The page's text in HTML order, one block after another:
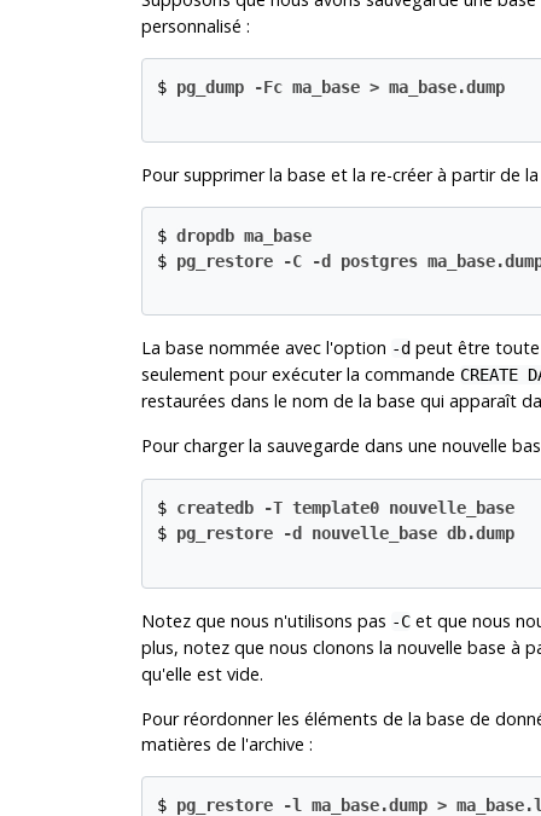
personnalisé :
$ pg_dump -Fc ma_base > ma_base.dump
Pour supprimer la base et la re-créer à partir de
$ dropdb ma_base
$ pg_restore -C -d postgres
La base nommée avec l'option -dpeut être toute
seulement pour exécuter la commande CREATE
restaurées dans le nom de la base qui apparaît
Pour charger la sauvegarde dans une nouvelle
$ createdb -T template0 nouvelle_base
$ pg_restore -d nouvelle_base db.dump
Notez que nous n'utilisons pas -Cet que nous
plus, notez que nous clonons la nouvelle base à
qu'elle est vide.
Pour réordonner les éléments de la base de
matières de l'archive :
$ pg_restore -l ma_base.dump >